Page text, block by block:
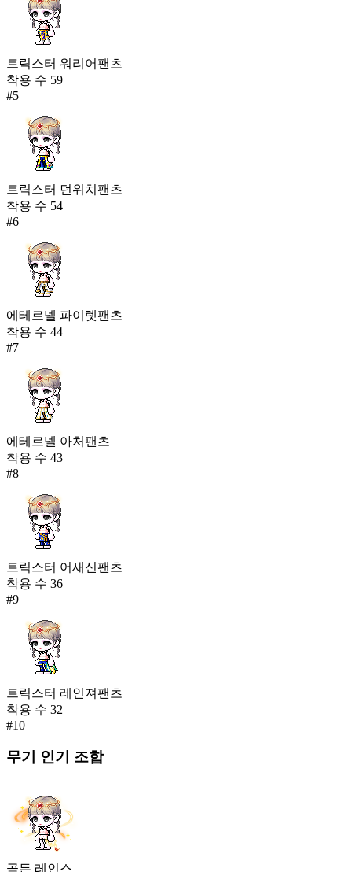
트릭스터 워리어팬츠
착용 수 59
#5
트릭스터 던위치팬츠
착용 수 54
#6
에테르넬 파이렛팬츠
착용 수 44
#7
에테르넬 아처팬츠
착용 수 43
#8
트릭스터 어새신팬츠
착용 수 36
#9
트릭스터 레인져팬츠
착용 수 32
#10
무기 인기 조합
골든 레인스